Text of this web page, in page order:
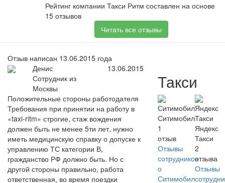
Рейтинг компании Такси Ритм составлен на основе
15 отзывов
Читать все отзывы
Отзыв написан 13.06.2015 года
Денис
Сотрудник из
Москвы
13.06.2015
Положительные стороны работодателя
Требования при принятии на работу в
«taxi-ritm» строгие, стаж вождения
должен быть не менее 5ти лет, нужно
иметь медицинскую справку о допуске к
управлению ТС категории В,
гражданство РФ должно быть. Но с
другой стороны правильно, работа
ответственная, во время поездки
Такси
Ситимобил
1
отзыв
Отзывы
сотрудников
о
Ситимобил
Яндекс
Такси
2
отзыва
Отзывы